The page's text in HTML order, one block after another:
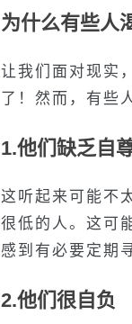
为什么有些人
让我们面对现实
了！然而，有些
1.他们缺乏自
这听起来可能不
很低的人。这可
感到有必要定期
2.他们很自负